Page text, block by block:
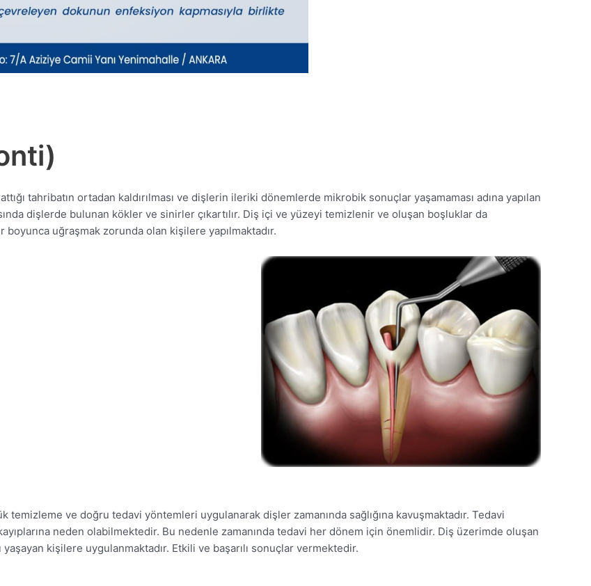
tahribatın ortadan kaldırılması ve dişlerin ileriki dönemlerde mikrobik sonuçlar yaşamaması adına yapılan
dişlerde bulunan kökler ve sinirler çıkartılır. Diş içi ve yüzeyi temizlenir ve oluşan boşluklar da
uğraşmak zorunda olan kişilere yapılmaktadır.
ve doğru tedavi yöntemleri uygulanarak dişler zamanında sağlığına kavuşmaktadır. Tedavi
neden olabilmektedir. Bu nedenle zamanında tedavi her dönem için önemlidir. Diş üzerimde oluşan
kişilere uygulanmaktadır. Etkili ve başarılı sonuçlar vermektedir.